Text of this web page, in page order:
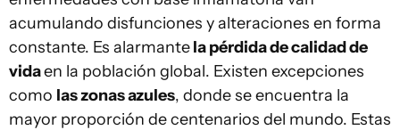
acumulando disfunciones y alteraciones en forma
constante. Es alarmantela pérdida de calidad de
vidaen la población global. Existen excepciones
como las zonas azules, donde se encuentra la
mayor proporción de centenarios del mundo. Estas